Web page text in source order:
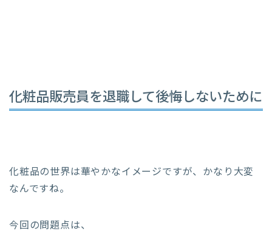
化粧品販売員を退職して後悔しないために
化粧品の世界は華やかなイメージですが、かなり大変
なんですね。
今回の問題点は、